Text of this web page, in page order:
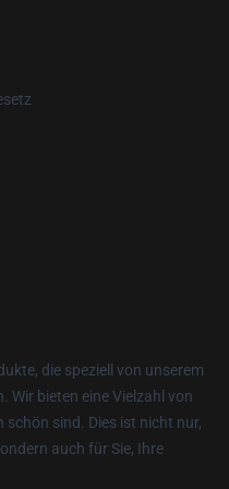
die speziell von unserem
Wir bieten eine Vielzahl von
sind. Dies ist nicht nur,
auch für Sie, Ihre